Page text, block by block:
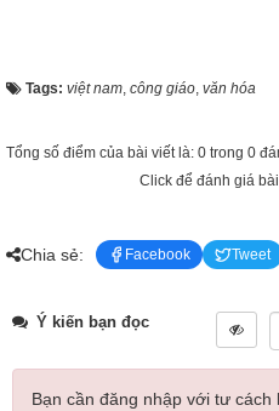
Tags: việt nam, công giáo, văn hóa
Tổng số điểm của bài viết là: 0 trong 0
Click để đánh giá
Chia sẻ: Facebook Tweet
Ý kiến bạn đọc
Bạn cần đăng nhập với tư cách